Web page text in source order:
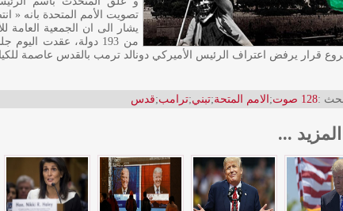
تصويت الأمم المتحدة بانه «
يشار الى ان الجمعية العامة
من 193 دولة، عقدت
قرار يرفض اعتراف الرئيس الأميركي دونالد ترمب بالقدس عاصمة
:128 صوت ; الامم المتحة;تبني;ترامب;قدس
المزيد ...